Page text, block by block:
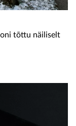
tõttu näiliselt